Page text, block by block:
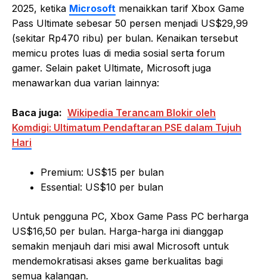
2025, ketika Microsoft menaikkan tarif Xbox Game
Pass Ultimate sebesar 50 persen menjadi US$29,99
(sekitar Rp470 ribu) per bulan. Kenaikan tersebut
memicu protes luas di media sosial serta forum
gamer. Selain paket Ultimate, Microsoft juga
menawarkan dua varian lainnya:
Baca juga: Wikipedia Terancam Blokir oleh
Komdigi: Ultimatum Pendaftaran PSE dalam Tujuh
Hari
Premium: US$15 per bulan
Essential: US$10 per bulan
Untuk pengguna PC, Xbox Game Pass PC berharga
US$16,50 per bulan. Harga-harga ini dianggap
semakin menjauh dari misi awal Microsoft untuk
mendemokratisasi akses game berkualitas bagi
semua kalangan.